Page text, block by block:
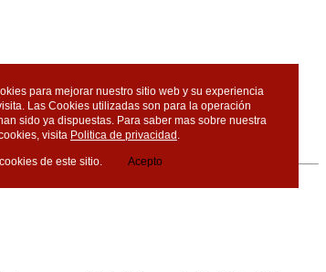
para mejorar nuestro sitio web y su experiencia
Las Cookies utilizadas son para la operación
sido ya dispuestas. Para saber mas sobre nuestra
visita Politica de privacidad .
de este sitio. Acepto